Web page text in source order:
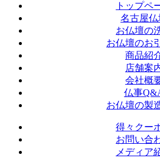
トップペ
名古屋仏
お仏壇の
お仏壇のお
商品紹
店舗案
会社概
仏事
お仏壇の製
得々クー
お問い合
メディア